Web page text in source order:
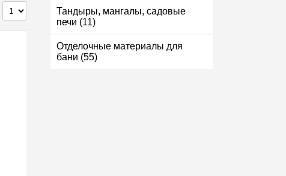
Тандыры, мангалы, садовые
печи (11)
Отделочные материалы для
бани (55)